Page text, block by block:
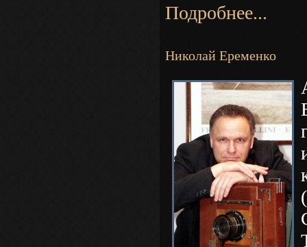
Подробнее...
Николай Еременко